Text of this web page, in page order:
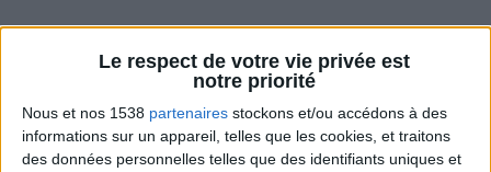
Le respect de votre vie privée est
notre priorité
Nous et nos 1538 partenaires stockons et/ou accédons à des
informations sur un appareil, telles que les cookies, et traitons
des données personnelles telles que des identifiants uniques et
Combien de kilos souhaitez-vous perdre ?
Moins de
De 5 à 10
Plus de